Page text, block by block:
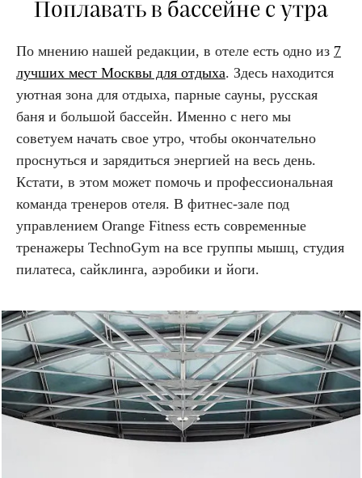
Поплавать в бассейне с утра
По мнению нашей редакции, в отеле есть одно из 7
лучших мест Москвы для отдыха. Здесь находится
уютная зона для отдыха, парные сауны, русская
баня и большой бассейн. Именно с него мы
советуем начать свое утро, чтобы окончательно
проснуться и зарядиться энергией на весь день.
Кстати, в этом может помочь и профессиональная
команда тренеров отеля. В фитнес-зале под
управлением Orange Fitness есть современные
тренажеры TechnoGym на все группы мышц, студия
пилатеса, сайклинга, аэробики и йоги.